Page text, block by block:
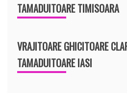
TAMADUITOARE TIMISOARA
VRAJITOARE GHICITOARE
TAMADUITOARE IASI